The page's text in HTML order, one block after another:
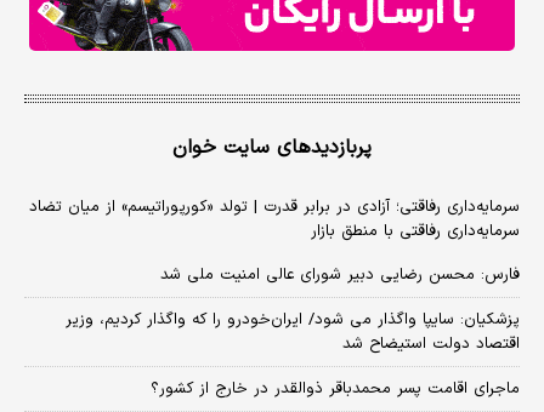
پربازدیدهای سایت خوان
سرمایه‌داری رفاقتی؛ آزادی در برابر قدرت | تولد «کورپوراتیسم» از میان تضاد
سرمایه‌داری رفاقتی با منطق بازار
فارس: محسن رضایی دبیر شورای عالی امنیت ملی شد
پزشکیان: سایپا واگذار می شود/ ایران‌خودرو را که واگذار کردیم، وزیر
اقتصاد دولت استیضاح شد
ماجرای اقامت پسر محمدباقر ذوالقدر در خارج از کشور؟